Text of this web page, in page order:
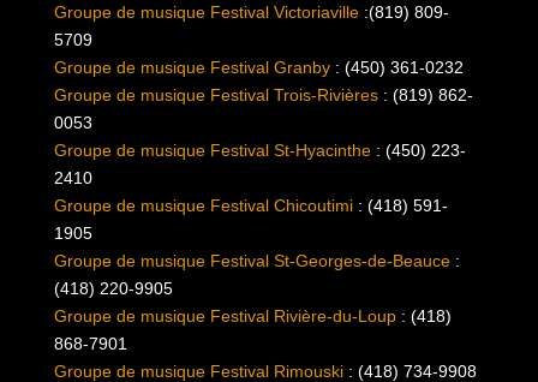
Groupe de musique Festival Victoriaville:(819) 809-
5709
Groupe de musique Festival Granby: (450) 361-0232
Groupe de musique Festival Trois-Rivières: (819) 862-
0053
Groupe de musique Festival St-Hyacinthe : (450) 223-
2410
Groupe de musique Festival Chicoutimi : (418) 591-
1905
Groupe de musique Festival St-Georges-de-Beauce :
(418) 220-9905
Groupe de musique Festival Rivière-du-Loup : (418)
868-7901
Groupe de musique Festival Rimouski : (418) 734-9908